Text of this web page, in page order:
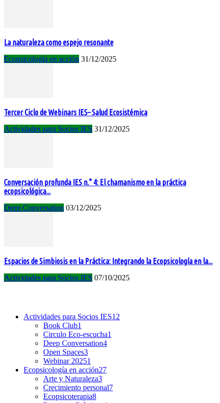
La naturaleza como espejo resonante
Ecopsicología en acción 31/12/2025
Tercer Ciclo de Webinars IES– Salud Ecosistémica
Actividades para Socios IES 31/12/2025
Conversación profunda IES n.° 4: El chamanismo en la práctica
ecopsicológica...
Deep Conversation 03/12/2025
Espacios de Simbiosis en la Práctica: Integrando la Ecopsicología en la...
Actividades para Socios IES 07/10/2025
Actividades para Socios IES12
Book Club1
Circulo Eco-escucha1
Deep Conversation4
Open Spaces3
Webinar 20251
Ecopsicología en acción27
Arte y Naturaleza3
Crecimiento personal7
Ecopsicoterapia8